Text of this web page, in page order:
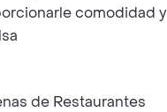
comodidad
de Restaurantes